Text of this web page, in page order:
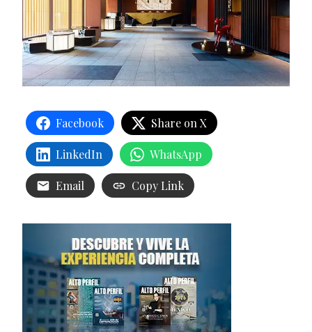
Facebook Share on X
LinkedIn WhatsApp
Email Copy Link